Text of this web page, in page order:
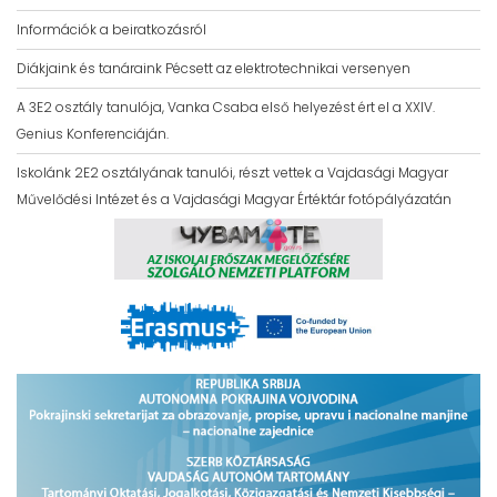
Információk a beiratkozásról
Diákjaink és tanáraink Pécsett az elektrotechnikai versenyen
A 3E2 osztály tanulója, Vanka Csaba első helyezést ért el a XXIV.
Genius Konferenciáján.
Iskolánk 2E2 osztályának tanulói, részt vettek a Vajdasági Magyar
Művelődési Intézet és a Vajdasági Magyar Értéktár fotópályázatán